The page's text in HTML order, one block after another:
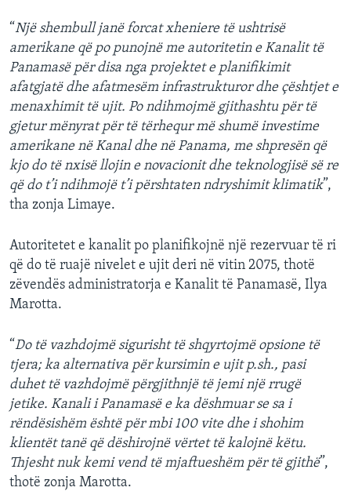
“Një shembull janë forcat xheniere të ushtrisë
amerikane që po punojnë me autoritetin e Kanalit të
Panamasë për disa nga projektet e planifikimit
afatgjatë dhe afatmesëm infrastrukturor dhe çështjet e
menaxhimit të ujit. Po ndihmojmë gjithashtu për të
gjetur mënyrat për të tërhequr më shumë investime
amerikane në Kanal dhe në Panama, me shpresën që
kjo do të nxisë llojin e novacionit dhe teknologjisë së re
që do t’i ndihmojë t’i përshtaten ndryshimit klimatik”,
tha zonja Limaye.
Autoritetet e kanalit po planifikojnë një rezervuar të ri
që do të ruajë nivelet e ujit deri në vitin 2075, thotë
zëvendës administratorja e Kanalit të Panamasë, Ilya
Marotta.
“Do të vazhdojmë sigurisht të shqyrtojmë opsione të
tjera; ka alternativa për kursimin e ujit p.sh., pasi
duhet të vazhdojmë përgjithnjë të jemi një rrugë
jetike. Kanali i Panamasë e ka dëshmuar se sa i
rëndësishëm është për mbi 100 vite dhe i shohim
klientët tanë që dëshirojnë vërtet të kalojnë këtu.
Thjesht nuk kemi vend të mjaftueshëm për të gjithë”,
thotë zonja Marotta.